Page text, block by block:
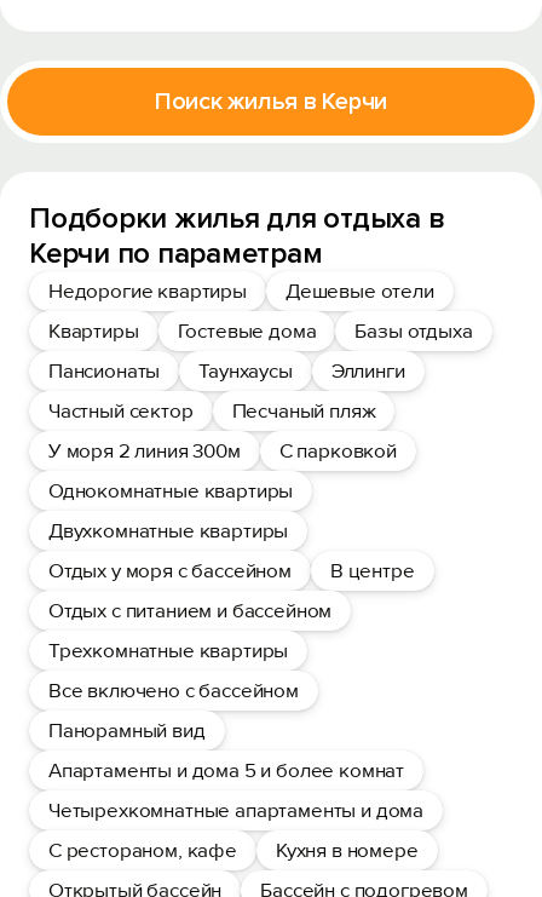
Поиск жилья в Керчи
Подборки жилья для отдыха в
Керчи по параметрам
Недорогие квартиры
Дешевые отели
Квартиры
Гостевые дома
Базы отдыха
Пансионаты
Таунхаусы
Эллинги
Частный сектор
Песчаный пляж
У моря 2 линия 300м
С парковкой
Однокомнатные квартиры
Двухкомнатные квартиры
Отдых у моря с бассейном
В центре
Отдых с питанием и бассейном
Трехкомнатные квартиры
Все включено с бассейном
Панорамный вид
Апартаменты и дома 5 и более комнат
Четырехкомнатные апартаменты и дома
С рестораном, кафе
Кухня в номере
Открытый бассейн
Бассейн с подогревом